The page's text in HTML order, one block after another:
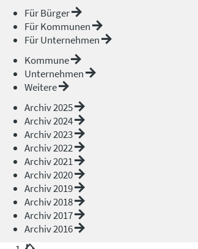
Für Bürger
Für Kommunen
Für Unternehmen
Kommune
Unternehmen
Weitere
Archiv 2025
Archiv 2024
Archiv 2023
Archiv 2022
Archiv 2021
Archiv 2020
Archiv 2019
Archiv 2018
Archiv 2017
Archiv 2016